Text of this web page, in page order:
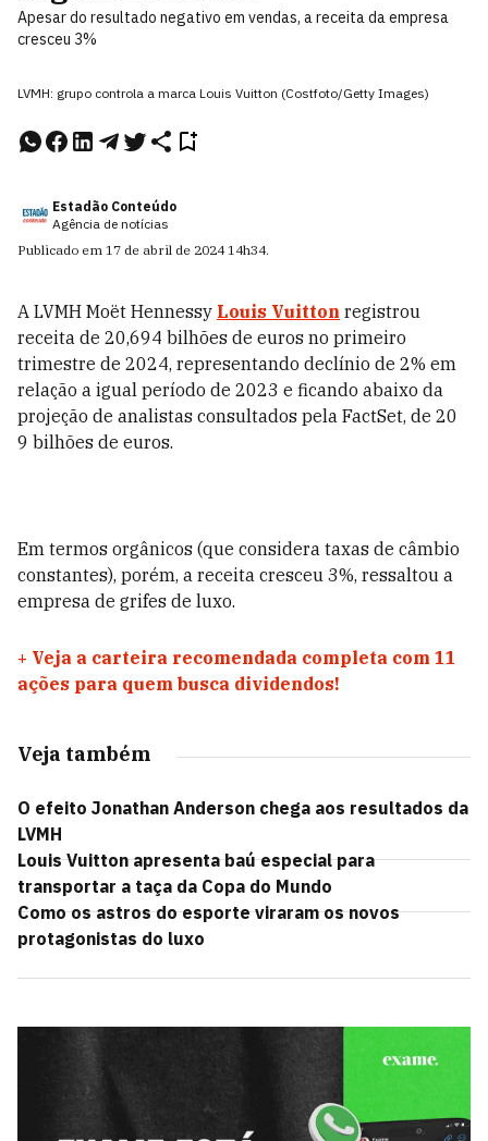
Apesar do resultado negativo em vendas, a receita da empresa
cresceu 3%
LVMH: grupo controla a marca Louis Vuitton (Costfoto/Getty Images)
Estadão Conteúdo
Agência de notícias
Publicado em 17 de abril de 2024 14h34.
A LVMH Moët Hennessy Louis Vuitton registrou
receita de 20,694 bilhões de euros no primeiro
trimestre de 2024, representando declínio de 2% em
relação a igual período de 2023 e ficando abaixo da
projeção de analistas consultados pela FactSet, de 20
9 bilhões de euros.
Em termos orgânicos (que considera taxas de câmbio
constantes), porém, a receita cresceu 3%, ressaltou a
empresa de grifes de luxo.
+ Veja a carteira recomendada completa com 11
ações para quem busca dividendos!
Veja também
O efeito Jonathan Anderson chega aos resultados da
LVMH
Louis Vuitton apresenta baú especial para
transportar a taça da Copa do Mundo
Como os astros do esporte viraram os novos
protagonistas do luxo